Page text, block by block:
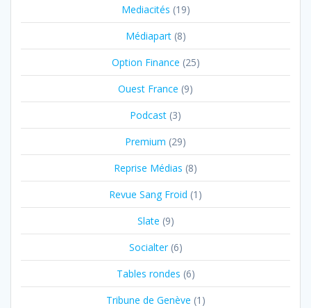
Mediacités (19)
Médiapart(8)
Option Finance (25)
Ouest France (9)
Podcast (3)
Premium (29)
Reprise Médias (8)
Revue Sang Froid (1)
Slate (9)
Socialter(6)
Tables rondes (6)
Tribune de Genève (1)